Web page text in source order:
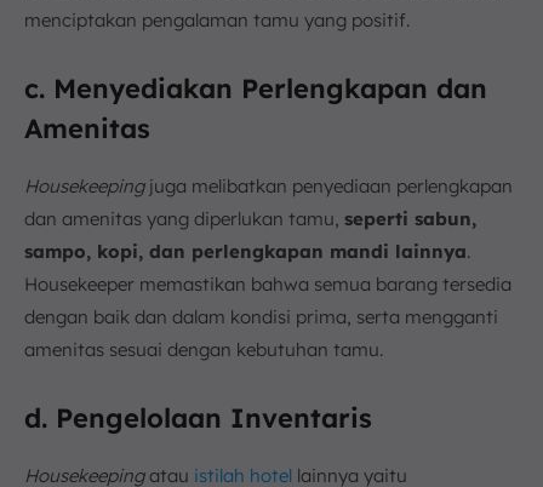
menciptakan pengalaman tamu yang positif.
c. Menyediakan Perlengkapan dan
Amenitas
Housekeepingjuga melibatkan penyediaan perlengkapan
dan amenitas yang diperlukan tamu, seperti sabun,
sampo, kopi, dan perlengkapan mandi lainnya.
Housekeeper memastikan bahwa semua barang tersedia
dengan baik dan dalam kondisi prima, serta mengganti
amenitas sesuai dengan kebutuhan tamu.
d. Pengelolaan Inventaris
Housekeepingatau istilah hotel lainnya yaitu